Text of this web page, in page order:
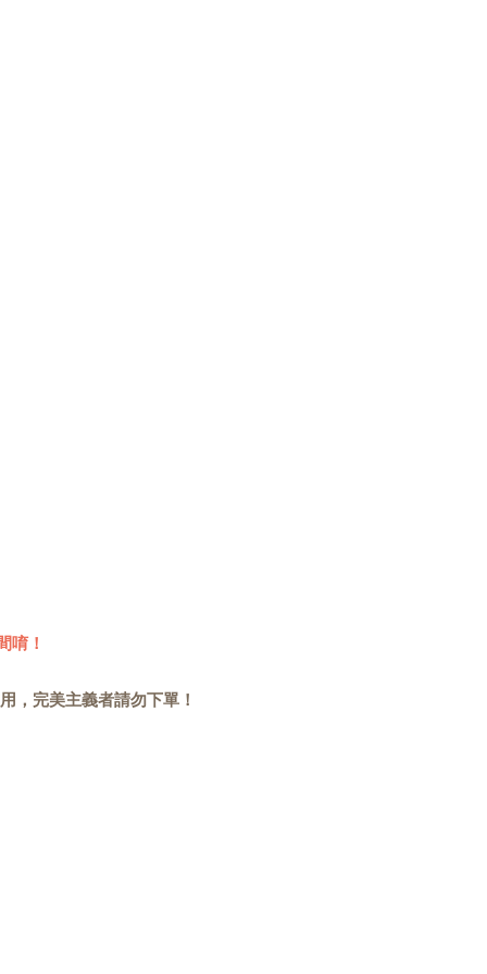
唷！
，完美主義者請勿下單！